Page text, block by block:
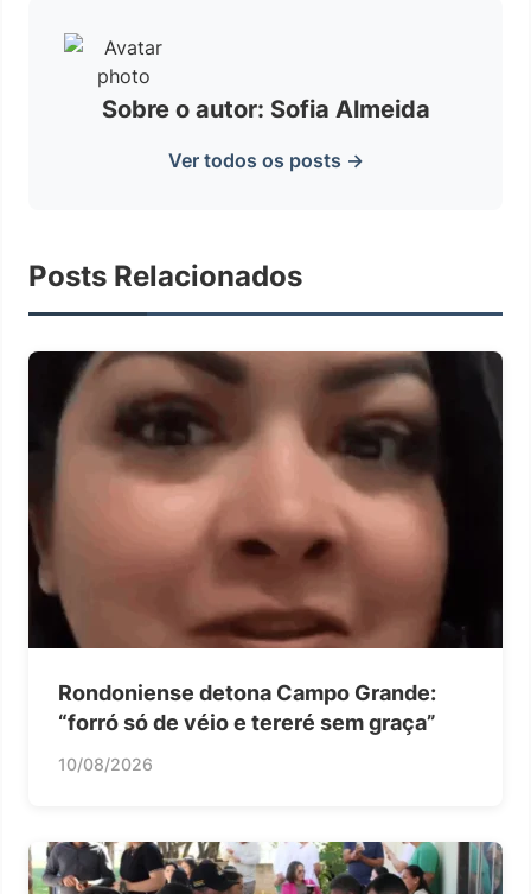
Sobre o autor: Sofia Almeida
Ver todos os posts →
Posts Relacionados
Rondoniense detona Campo Grande:
“forró só de véio e tereré sem graça”
10/08/2026